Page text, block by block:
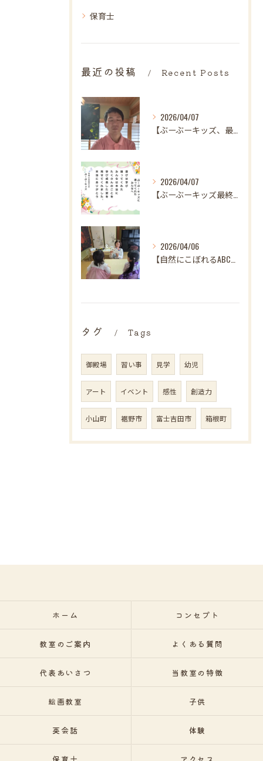
保育士
最近の投稿 Recent Posts
2026/04/07
2026/04/07
2026/04/06
タグ Tags
御殿場 習い事 見学 幼児
アート イベント 感性 創造力
小山町 裾野市 富士吉田市 箱根町
ホーム コンセプト
教室のご案内 よくある質問
代表あいさつ 当教室の特徴
絵画教室 子供
英会話 体験